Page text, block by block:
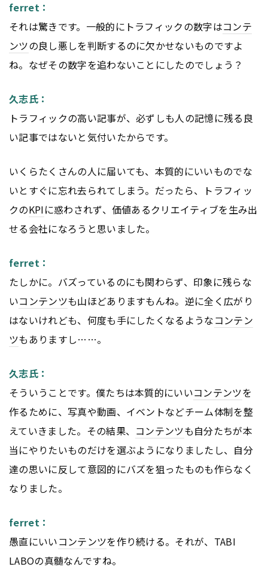
ferret：
それは驚きです。一般的にトラフィックの数字はコンテ
ンツの良し悪しを判断するのに欠かせないものですよ
ね。なぜその数字を追わないことにしたのでしょう？
久志氏：
トラフィックの高い記事が、必ずしも人の記憶に残る良
い記事ではないと気付いたからです。
いくらたくさんの人に届いても、本質的にいいものでな
いとすぐに忘れ去られてしまう。だったら、トラフィッ
クのKPIに惑わされず、価値あるクリエイティブを生み出
せる会社になろうと思いました。
ferret：
たしかに。バズっているのにも関わらず、印象に残らな
いコンテンツも山ほどありますもんね。逆に全く広がり
はないけれども、何度も手にしたくなるようなコンテン
ツもありますし……。
久志氏：
そういうことです。僕たちは本質的にいいコンテンツを
作るために、写真や動画、イベントなどチーム体制を整
えていきました。その結果、 コンテンツも自分たちが本
当にやりたいものだけを選ぶようになりましたし、自分
達の思いに反して意図的にバズを狙ったものも作らなく
なりました。
ferret：
愚直にいいコンテンツを作り続ける。それが、TABI
LABOの真髄なんですね。